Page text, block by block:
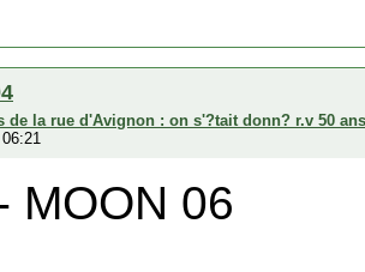
de la rue d'Avignon : on s'?tait donn? r.v 50
MOON 06